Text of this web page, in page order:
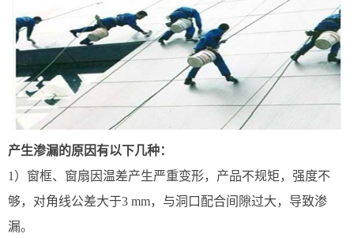
产生渗漏的原因有以下几种：
1）窗框、窗扇因温差产生严重变形，产品不规矩，强度不
够，对角线公差大于3 mm，与洞口配合间隙过大，导致渗
漏。